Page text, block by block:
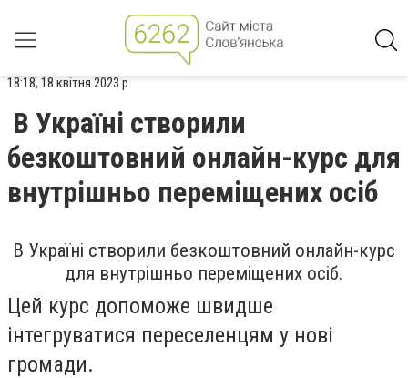
18:18, 18 квітня 2023 р.
В Україні створили
безкоштовний онлайн-курс для
внутрішньо переміщених осіб
В Україні створили безкоштовний онлайн-курс
для внутрішньо переміщених осіб.
Цей курс допоможе швидше
інтегруватися переселенцям у нові
громади.